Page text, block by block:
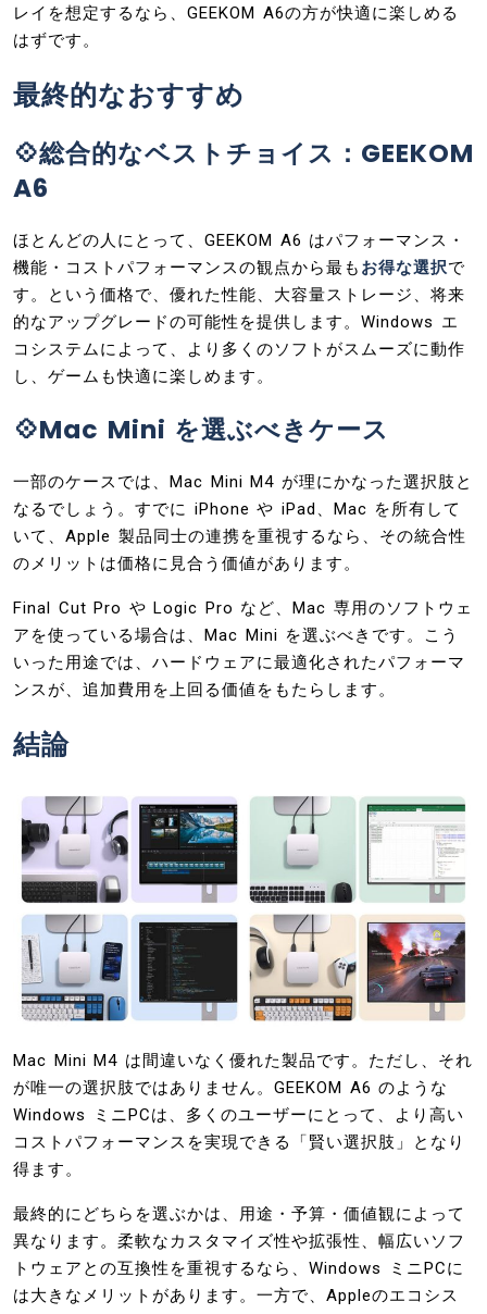
レイを想定するなら、GEEKOM A6の方が快適に楽しめる
はずです。
最終的なおすすめ
💠総合的なベストチョイス：GEEKOM
A6
ほとんどの人にとって、GEEKOM A6 はパフォーマンス・
機能・コストパフォーマンスの観点から最も お得な選択で
す。という価格で、優れた性能、大容量ストレージ、将来
的なアップグレードの可能性を提供します。Windows エ
コシステムによって、より多くのソフトがスムーズに動作
し、ゲームも快適に楽しめます。
💠Mac Mini を選ぶべきケース
一部のケースでは、Mac Mini M4 が理にかなった選択肢と
なるでしょう。すでに iPhone や iPad、Mac を所有して
いて、Apple 製品同士の連携を重視するなら、その統合性
のメリットは価格に見合う価値があります。
Final Cut Pro や Logic Pro など、Mac 専用のソフトウェ
アを使っている場合は、Mac Mini を選ぶべきです。こう
いった用途では、ハードウェアに最適化されたパフォーマ
ンスが、追加費用を上回る価値をもたらします。
結論
Mac Mini M4 は間違いなく優れた製品です。ただし、それ
が唯一の選択肢ではありません。GEEKOM A6 のような
Windows ミニPCは、多くのユーザーにとって、より高い
コストパフォーマンスを実現できる「賢い選択肢」となり
得ます。
最終的にどちらを選ぶかは、用途・予算・価値観によって
異なります。柔軟なカスタマイズ性や拡張性、幅広いソフ
トウェアとの互換性を重視するなら、Windows ミニPCに
は大きなメリットがあります。一方で、Appleのエコシス